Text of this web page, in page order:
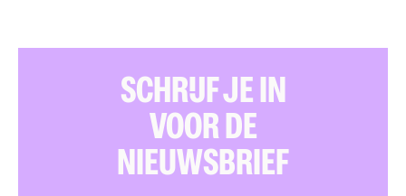
SCHRIJF JE IN
VOOR DE
NIEUWSBRIEF